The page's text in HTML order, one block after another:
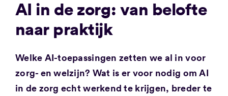
AI in de zorg: van belofte
naar praktijk
Welke AI-toepassingen zetten we al in voor
zorg- en welzijn? Wat is er voor nodig om AI
in de zorg echt werkend te krijgen, breder te